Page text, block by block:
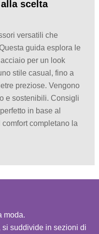
scelta
versatili che
guida esplora le
per un look
stile casual, fino a
preziose. Vengono
e sostenibili. Consigli
in base al
completano la
moda.
si suddivide in sezioni di